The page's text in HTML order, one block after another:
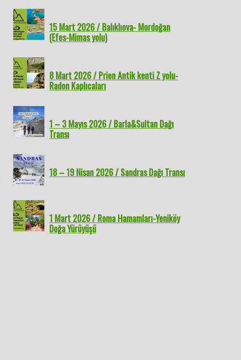
15 Mart 2026 / Balıklıova- Mordoğan
(Efes-Mimas yolu)
8 Mart 2026 / Prien Antik kenti Z yolu-
Radon Kaplıcaları
1 – 3 Mayıs 2026 / Barla&Sultan Dağı
Transı
18 – 19 Nisan 2026 / Sandras Dağı Transı
1 Mart 2026 / Roma Hamamları-Yeniköy
Doğa Yürüyüşü